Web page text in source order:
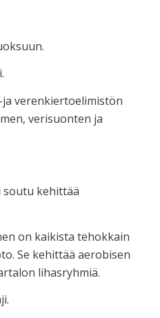
verenkiertoelimistön
verisuonten ja
soutu kehittää
on kaikista tehokkain
Se kehittää aerobisen
lihasryhmiä.